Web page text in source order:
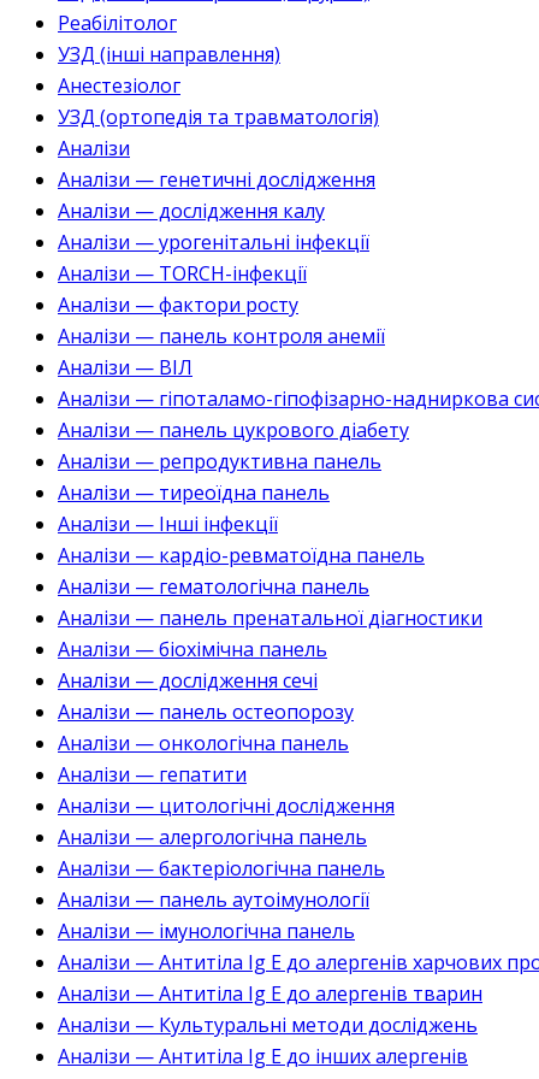
Реабілітолог
УЗД (інші направлення)
Анестезіолог
УЗД (ортопедія та травматологія)
Аналізи
Аналізи — генетичні дослідження
Аналізи — дослідження калу
Аналізи — урогенітальні інфекції
Аналізи — TORCH-інфекції
Аналізи — фактори росту
Аналізи — панель контроля анемії
Аналізи — ВІЛ
Аналізи — гіпоталамо-гіпофізарно-надниркова
Аналізи — панель цукрового діабету
Аналізи — репродуктивна панель
Аналізи — тиреоїдна панель
Аналізи — Інші інфекції
Аналізи — кардіо-ревматоїдна панель
Аналізи — гематологічна панель
Аналізи — панель пренатальної діагностики
Аналізи — біохімічна панель
Аналізи — дослідження сечі
Аналізи — панель остеопорозу
Аналізи — онкологічна панель
Аналізи — гепатити
Аналізи — цитологічні дослідження
Аналізи — алергологічна панель
Аналізи — бактеріологічна панель
Аналізи — панель аутоімунології
Аналізи — імунологічна панель
Аналізи — Антитіла Ig E до алергенів харчових
Аналізи — Антитіла Ig E до алергенів тварин
Аналізи — Культуральні методи досліджень
Аналізи — Антитіла Ig E до інших алергенів